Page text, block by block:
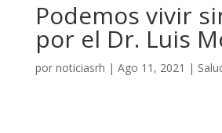
Podemos vivir
por el Dr. Luis
por noticiasrh | Ago 11, 2021 |